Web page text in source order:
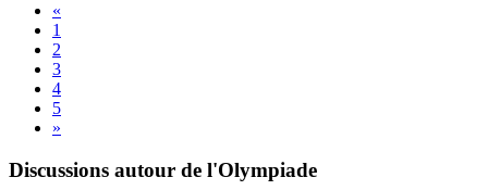
«
1
2
3
4
5
»
Discussions autour de l'Olympiade